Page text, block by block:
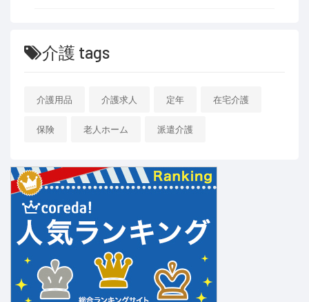
介護 tags
介護用品 介護求人 定年 在宅介護
保険 老人ホーム 派遣介護